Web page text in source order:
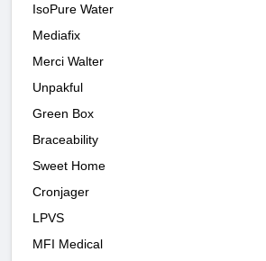
IsoPure Water
Mediafix
Merci Walter
Unpakful
Green Box
Braceability
Sweet Home
Cronjager
LPVS
MFI Medical